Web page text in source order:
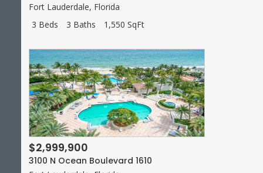
Fort Lauderdale, Florida
3 Beds
3 Baths 1,550 SqFt
$2,999,900
3100 N Ocean Boulevard 1610